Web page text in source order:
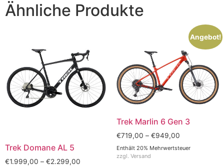
Ähnliche Produkte
Trek Domane AL 5
€1.999,00 – €2.299,00
Angebot!
Trek Marlin 6 Gen 3
€719,00 – €949,00
Enthält 20% Mehrwertsteuer
zzgl. Versand